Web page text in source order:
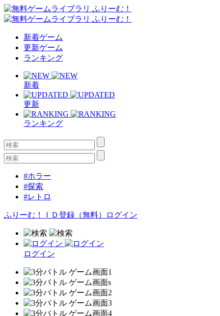
新着ゲーム
更新ゲーム
ランキング
新着
更新
ランキング
#ホラー
#探索
#レトロ
ふりーむ！ＩＤ登録（無料） ログイン
ログイン